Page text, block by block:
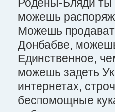
Родены-Бляди ты
можешь
Можешь
Донбабве,
Единственное,
можешь задеть
интернетах,
беспомощные